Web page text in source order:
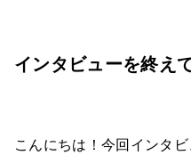
インタビューを終え
こんにちは！今回インタ